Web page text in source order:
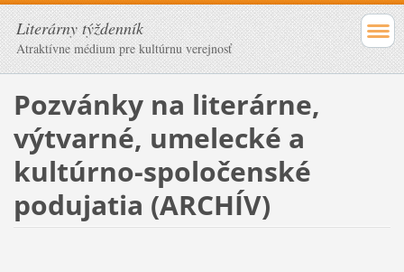
Literárny týždenník
Atraktívne médium pre kultúrnu verejnosť
Pozvánky na literárne,
výtvarné, umelecké a
kultúrno-spoločenské
podujatia (ARCHÍV)